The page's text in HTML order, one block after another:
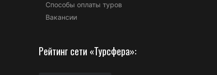
Способы оплаты туров
Вакансии
Рейтинг сети «Турсфера»: